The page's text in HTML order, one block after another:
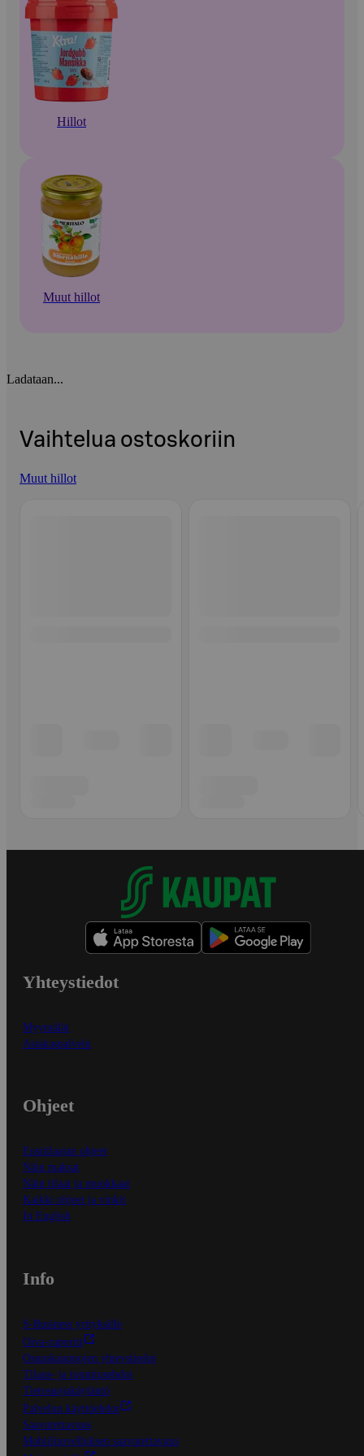
Hillot
Muut hillot
Ladataan...
Vaihtelua ostoskoriin
Muut hillot
Yhteystiedot
Myymälät
Asiakaspalvelu
Ohjeet
Ensitilaajan ohjeet
Näin maksat
Näin tilaat ja muokkaat
Kaikki ohjeet ja vinkit
In English
Info
S-Business yrityksille
Oiva-raportit
Osuuskauppojen yhteystiedot
Tilaus- ja toimitusehdot
Tietosuojakäytäntö
Palvelun käyttöehdot
Saavutettavuus
Mobiilisovelluksen saavutettavuus